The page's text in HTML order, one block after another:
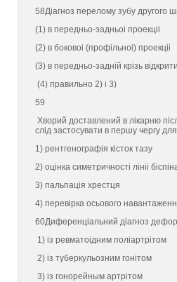
58Дiагноз перелому зубу другого
(1) в передньо-задньоi проекцii
(2) в боковоi (профiльноi) проекцii
(3) в передньо-заднiй крiзь
(4) правильно 2) i 3)
59
Хворий доставлений в лiкарню
слiд застосувати в першу чергу
1) рентгенографiя кiсток тазу
2) оцiнка симетричностi лiнii
3) пальпацiя хрестця
4) перевiрка осьового
60Диференцiальний дiагноз
1) iз ревматоiдним полiартрiтом
2) iз туберкульозним гонiтом
3) iз гонорейным артрiтом